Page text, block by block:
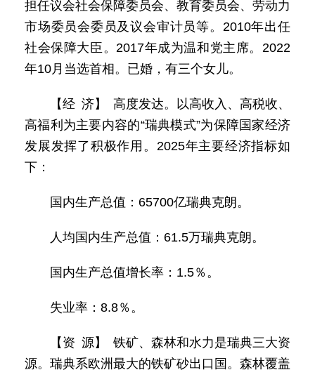
担任议会社会保障委员会、教育委员会、劳动力
市场委员会委员及议会审计员等。2010年出任
社会保障大臣。2017年成为温和党主席。2022
年10月当选首相。已婚，有三个女儿。
【经 济】 高度发达。以高收入、高税收、
高福利为主要内容的“瑞典模式”为保障国家经济
发展发挥了积极作用。2025年主要经济指标如
下：
国内生产总值：65700亿瑞典克朗。
人均国内生产总值：61.5万瑞典克朗。
国内生产总值增长率：1.5％。
失业率：8.8％。
【资 源】 铁矿、森林和水力是瑞典三大资
源。瑞典系欧洲最大的铁矿砂出口国。森林覆盖